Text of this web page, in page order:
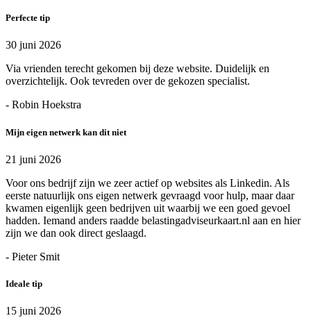
Perfecte tip
30 juni 2026
Via vrienden terecht gekomen bij deze website. Duidelijk en
overzichtelijk. Ook tevreden over de gekozen specialist.
- Robin Hoekstra
Mijn eigen netwerk kan dit niet
21 juni 2026
Voor ons bedrijf zijn we zeer actief op websites als Linkedin. Als
eerste natuurlijk ons eigen netwerk gevraagd voor hulp, maar daar
kwamen eigenlijk geen bedrijven uit waarbij we een goed gevoel
hadden. Iemand anders raadde belastingadviseurkaart.nl aan en hier
zijn we dan ook direct geslaagd.
- Pieter Smit
Ideale tip
15 juni 2026